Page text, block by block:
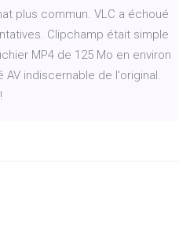
plus commun. VLC a échoué
Clipchamp était simple
MP4 de 125 Mo en environ
AV indiscernable de l'original.